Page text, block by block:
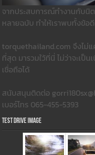
จากประสบการณ์ทำงานกับนิ
หลายฉบับ ทำให้เราพบทั้งข้อ
torquethailand.com จึงไม่
ที่สุด มารวมใว้ที่นี่ ไม่ว่าจะเ
เชื่อถือได้
สนับสนุนติดต่อ
เบอร์โทร 065-455-5393
Test Drive Image